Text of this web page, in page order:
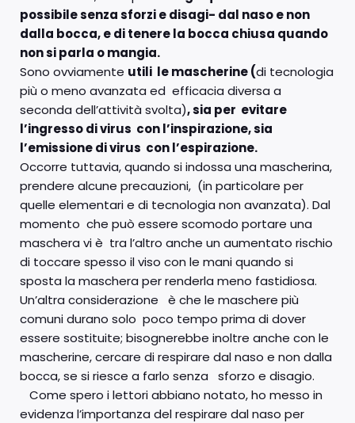
possibile senza sforzi e disagi- dal naso e non
dalla bocca, e di tenere la bocca chiusa quando
non si parla o mangia.
Sono ovviamente utili le mascherine (di tecnologia
più o meno avanzata ed efficacia diversa a
seconda dell’attività svolta), sia per evitare
l’ingresso di virus con l’inspirazione, sia
l’emissione di virus con l’espirazione.
Occorre tuttavia, quando si indossa una mascherina,
prendere alcune precauzioni, (in particolare per
quelle elementari e di tecnologia non avanzata). Dal
momento che può essere scomodo portare una
maschera vi è tra l’altro anche un aumentato rischio
di toccare spesso il viso con le mani quando si
sposta la maschera per renderla meno fastidiosa.
Un’altra considerazione è che le maschere più
comuni durano solo poco tempo prima di dover
essere sostituite; bisognerebbe inoltre anche con le
mascherine, cercare di respirare dal naso e non dalla
bocca, se si riesce a farlo senza sforzo e disagio.
Come spero i lettori abbiano notato, ho messo in
evidenza l’importanza del respirare dal naso per